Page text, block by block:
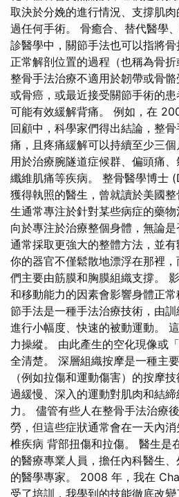
取決於分娩的進行情況、支撐肌
過任何手術。 骨癒合、替代醫學
診醫學中，關節手法也可以指將
正常解剖位置的過程（也稱為骨折
整骨手法治療不適用於韌帶或骨
或骨癌，或最近接受關節手術的
可能有效緩解背痛。 例如，在
回顧中，科學家們得出結論，整
痛，且疼痛緩解可以持續至少三
用於治療腕隧道症候群、偏頭痛
纖維肌痛等疾病。 整骨醫學博士
獲得執照的醫生，曾就讀於美國
生通常專注於針對某些病症的藥
向於專注於治療整個身體，無論
通常採取更強大的整體方法，並有
你的器官不僅鬆散地漂浮在那裡
們主要由筋膜和胸膜組織支撐。
和移動能力的因素會影響身體正
節手法是一種手法治療技術，由
進行小幅度、快速的被動運動。
力操縱。 由此產生的空化現像或
全清楚。 深層組織按摩是一種主
（例如拉傷和運動傷害）的按摩技
過緩慢、深入的運動對肌肉和結
力。 儘管有些人在整骨手法治療
勞，但這些症狀通常會在一天內
椎疾病 背部扭傷和拉傷。 醫生是
的醫療專業人員，擔任內科醫生
的醫學專家。 2008 年，我在
受了培訓，我學到的技能徹底改